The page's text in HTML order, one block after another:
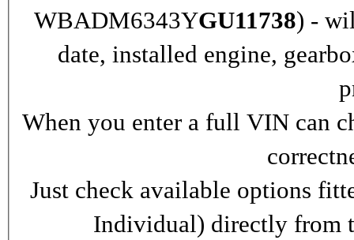
WBADM6343YGU11738) -
date, installed engine,
When you enter a full VIN can
Just check available options
Individual) directly from